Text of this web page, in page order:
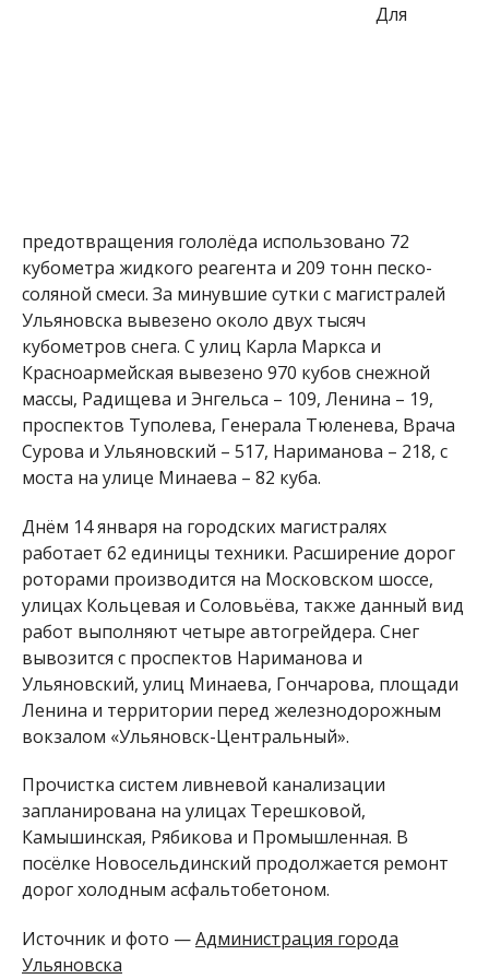
Для
предотвращения гололёда использовано 72
кубометра жидкого реагента и 209 тонн песко-
соляной смеси. За минувшие сутки с магистралей
Ульяновска вывезено около двух тысяч
кубометров снега. С улиц Карла Маркса и
Красноармейская вывезено 970 кубов снежной
массы, Радищева и Энгельса – 109, Ленина – 19,
проспектов Туполева, Генерала Тюленева, Врача
Сурова и Ульяновский – 517, Нариманова – 218, с
моста на улице Минаева – 82 куба.
Днём 14 января на городских магистралях
работает 62 единицы техники. Расширение дорог
роторами производится на Московском шоссе,
улицах Кольцевая и Соловьёва, также данный вид
работ выполняют четыре автогрейдера. Снег
вывозится с проспектов Нариманова и
Ульяновский, улиц Минаева, Гончарова, площади
Ленина и территории перед железнодорожным
вокзалом «Ульяновск-Центральный».
Прочистка систем ливневой канализации
запланирована на улицах Терешковой,
Камышинская, Рябикова и Промышленная. В
посёлке Новосельдинский продолжается ремонт
дорог холодным асфальтобетоном.
Источник и фото —Администрация города
Ульяновска